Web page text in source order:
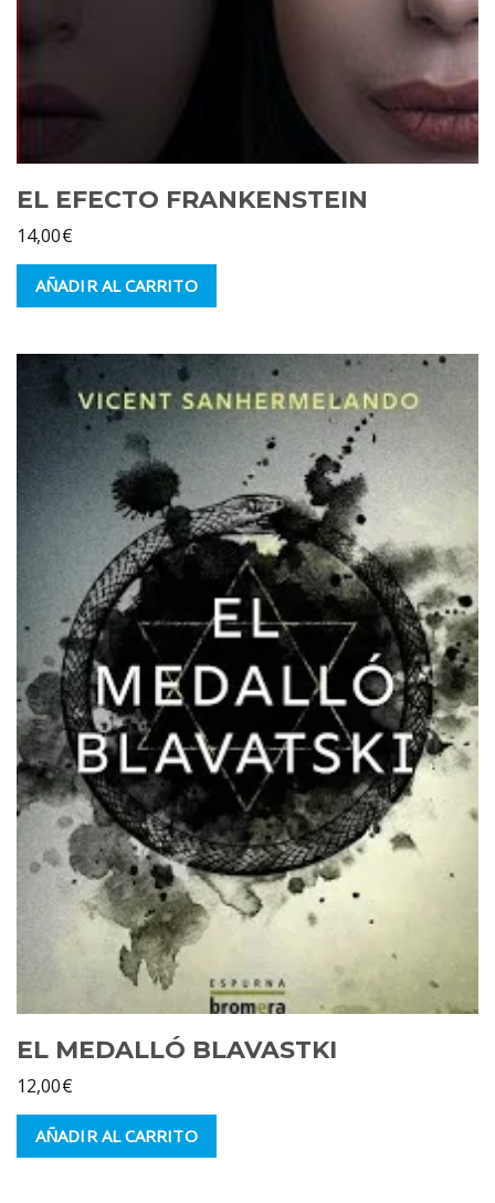
EL EFECTO FRANKENSTEIN
14,00€
AÑADIR AL CARRITO
EL MEDALLÓ BLAVASTKI
12,00€
AÑADIR AL CARRITO